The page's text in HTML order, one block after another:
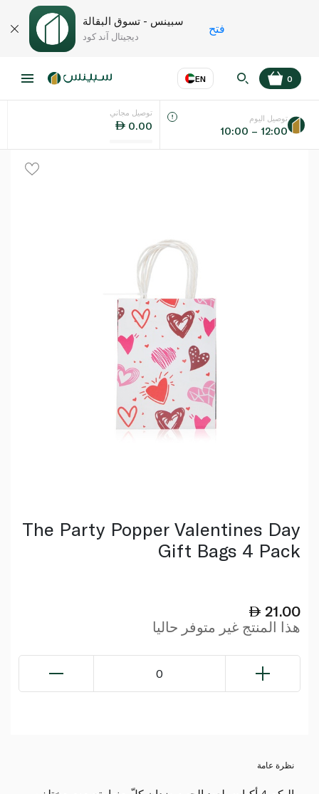
سبينس - تسوق البقالة
ديجيتال آند كود
فتح
EN
اللغة عر
0
توصيل مجاني
0.00
توصيل اليوم
10:00 – 12:00
The Party Popper Valentines Day
Gift Bags 4 Pack
21.00
هذا المنتج غير متوفر حاليا
0
نظرة عامة